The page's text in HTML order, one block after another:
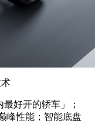
好开的轿车」；
峰性能；智能底盘